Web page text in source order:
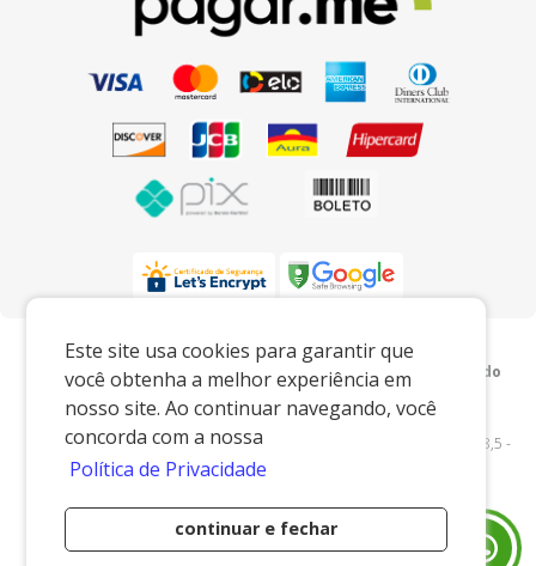
Este site usa cookies para garantir que
você obtenha a melhor experiência em
nosso site. Ao continuar navegando, você
concorda com a nossa
Política de Privacidade
continuar e fechar
Preços e condições exclusivos para o
www.xingoembalagens.com.br e para o televendas, podendo
sofrer alterações sem prévia notiﬁcação.
Xingó Embalagens|62.438.429/0001-12|
www.xingoembalagens.com.br| Rodovia Prefeito Aziz Lian, Km 28,5 -
s/n - Borda da Mata - Jaguariúna/SP - 13916-875 - E-mail:
Desenvolvido por